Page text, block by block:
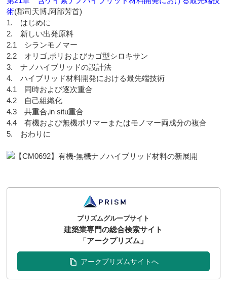
術(郡司天博,阿部芳首)
1. はじめに
2. 新しい出発原料
2.1 シランモノマー
2.2 オリゴ,ポリおよびカゴ型シロキサン
3. ナノハイブリッドの設計法
4. ハイブリッド材料開発における最先端技術
4.1 同時および逐次重合
4.2 自己組織化
4.3 共重合,in situ重合
4.4 有機および無機ポリマーまたはモノマー両成分の複合
5. おわりに
プリズムグループサイト
建築業専門の総合検索サイト
「アークプリズム」
アークプリズムサイトへ